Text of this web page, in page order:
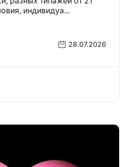
индивидуа...
28.07.2026